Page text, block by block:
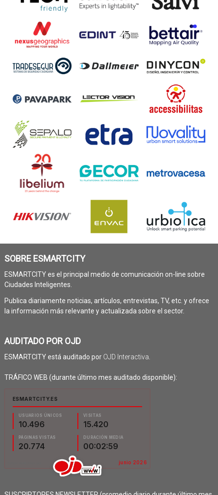
SOBRE ESMARTCITY
ESMARTCITY es el principal medio de comunicación on-line sobre
Ciudades Inteligentes.
Publica diariamente noticias, artículos, entrevistas, TV, etc. y ofrece
la información más relevante y actualizada sobre el sector.
AUDITADO POR OJD
ESMARTCITY está auditado por OJD Interactiva
TRÁFICO WEB (durante último mes auditado disponible):